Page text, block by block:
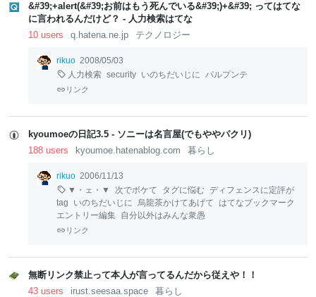
&#39;+alert(&#39;お前はもう死んでいる&#39;)+&#39; ってはてな
に言われるんだけど？ - 人力検索はてな
10 users
q.hatena.ne.jp テクノロジー
rikuo 2008/05/03
人力検索 security いのちだいじに パルプンテ
リンク
kyoumoeの日記3.5 - ソニーは名言屋(でもややパクリ)
188 users
kyoumoe.hatenablog.com 暮らし
rikuo 2006/11/13
▼・ェ・▼
次でボケて タグに悩む ディフェンスに定評が
tag
いのちだいじに 烏龍茶かけてあげて
はてなブックマーク
エントリー編集 自分以外はみんな衆愚
リンク
無断リンク禁止って本人が言ってるんだから従えや！！
43 users
irust.seesaa.space 暮らし